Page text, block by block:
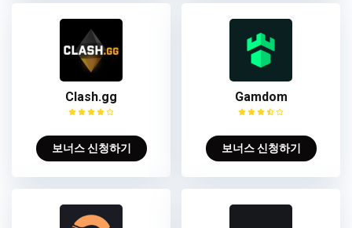
Clash.gg
보너스 신청하기
Gamdom
보너스 신청하기